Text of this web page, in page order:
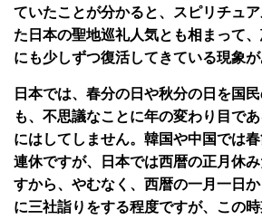
ていたことが分かると、スピリチュ
た日本の聖地巡礼人気とも相まって
にも少しずつ復活してきている現象が
日本では、春分の日や秋分の日を国
も、不思議なことに年の変わり目で
にはしてしません。韓国や中国では
連休ですが、日本では西暦の正月休
すから、やむなく、西暦の一月一日
に三社詣りをする程度ですが、この